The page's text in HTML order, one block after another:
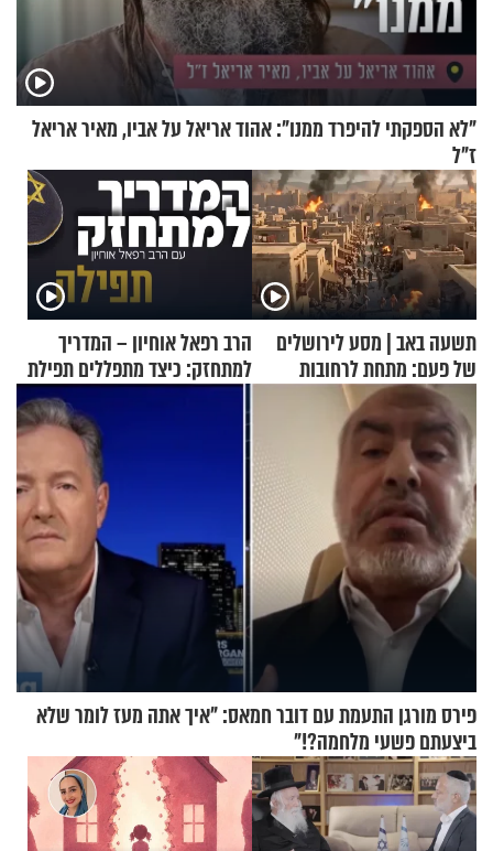
"לא הספקתי להיפרד ממנו": אהוד אריאל על אביו, מאיר אריאל
ז"ל
תשעה באב | מסע לירושלים
של פעם: מתחת לרחובות
ירושלים
הרב רפאל אוחיון – המדריך
למתחזק: כיצד מתפללים תפילת
שמונה עשרה?
פירס מורגן התעמת עם דובר חמאס: "איך אתה מעז לומר שלא
ביצעתם פשעי מלחמה?!"